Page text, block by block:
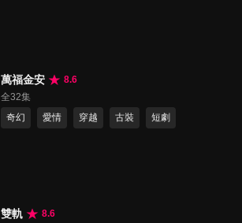
萬福金安
8.6
全32集
奇幻
愛情 穿越 古裝 短劇
雙軌
8.6